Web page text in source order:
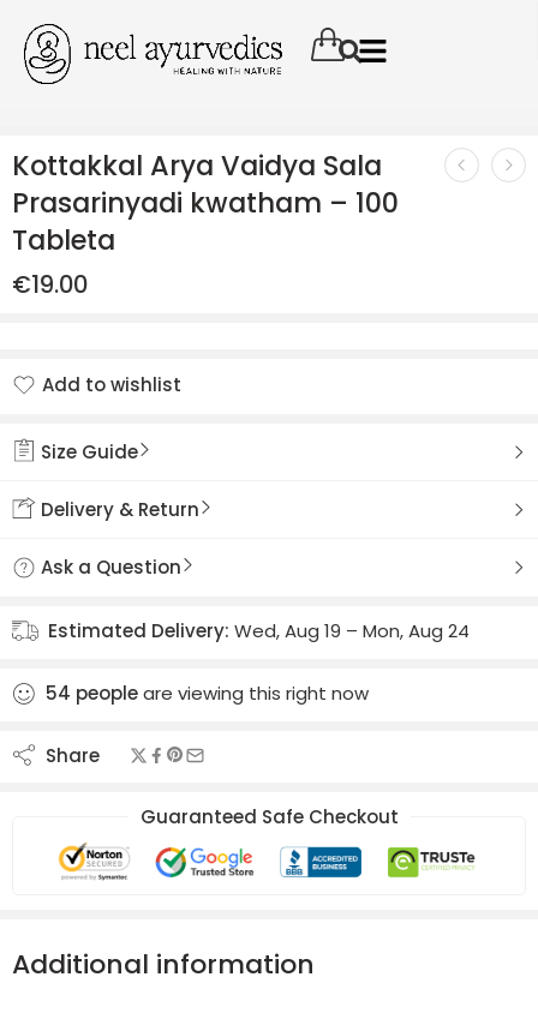
Kottakkal Arya Vaidya Sala
Prasarinyadi kwatham – 100
Tableta
€19.00
Add to wishlist
Size Guide
Delivery & Return
Ask a Question
Estimated Delivery: Wed, Aug 19 – Mon, Aug 24
54 peopleare viewing this right now
Share
Guaranteed Safe Checkout
Additional information